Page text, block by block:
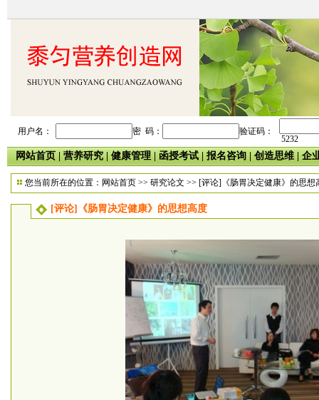
用户名： 密 码： 验证码：
5232
网站首页 营养研究 健康管理 函授考试 报名咨询 创造思维| 企
您当前所在的位置： 网站首页 >> 研究论文 >> [评论]《肠胃决定健康》的思想
[评论]《肠胃决定健康》的思想高度